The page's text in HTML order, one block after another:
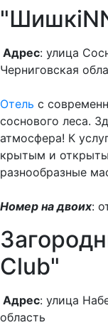
Адрес: улица
Черниговская
Отель с
соснового леса.
атмосфера! К
крытым и
разнообразные
Номер на двоих:
Club"
Адрес: улица
область